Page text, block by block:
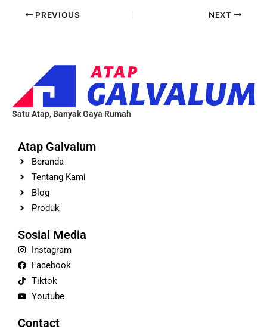
PREVIOUS NEXT
Satu Atap, Banyak Gaya Rumah
Atap Galvalum
Beranda
Tentang Kami
Blog
Produk
Sosial Media
Instagram
Facebook
Tiktok
Youtube
Contact